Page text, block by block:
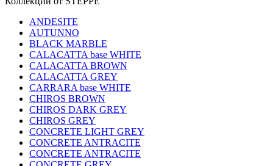
ANDESITE
AUTUNNO
BLACK MARBLE
CALACATTA base WHITE
CALACATTA BROWN
CALACATTA GREY
CARRARA base WHITE
CHIROS BROWN
CHIROS DARK GREY
CHIROS GREY
CONCRETE LIGHT GREY
CONCRETE ANTRACITE
CONCRETE ANTRACITE